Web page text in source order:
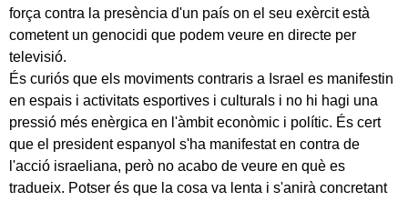
força contra la presència d'un país on el seu exèrcit està
cometent un genocidi que podem veure en directe per
televisió.
És curiós que els moviments contraris a Israel es manifestin
en espais i activitats esportives i culturals i no hi hagi una
pressió més enèrgica en l'àmbit econòmic i polític. És cert
que el president espanyol s'ha manifestat en contra de
l'acció israeliana, però no acabo de veure en què es
tradueix. Potser és que la cosa va lenta i s'anirà concretant